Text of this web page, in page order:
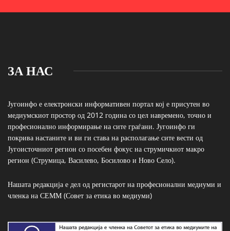
ЗА НАС
Југоинфо е електронски информативен портал кој е присутен во
медиумскиот простор од 2012 година со цел навремено, точно и
професионално информирање на сите граѓани. Југоинфо ги
покрива настаните и ви ги става на располагање сите вести од
Југоисточниот регион со посебен фокус на струмичкиот макро
регион (Струмица, Василево, Босилово и Ново Село).
Нашата редакција е дел од регистарот на професионални медиуми и
членка на СЕММ (Совет за етика во медиуми)